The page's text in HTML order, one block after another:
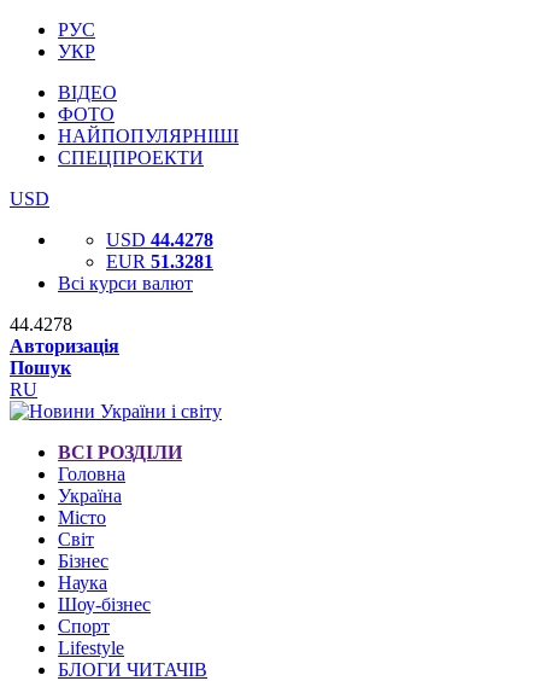
РУС
УКР
ВІДЕО
ФОТО
НАЙПОПУЛЯРНІШІ
СПЕЦПРОЕКТИ
USD
USD 44.4278
EUR 51.3281
Всі курси валют
44.4278
Авторизація
Пошук
RU
ВСІ РОЗДІЛИ
Головна
Україна
Місто
Світ
Бізнес
Наука
Шоу-бізнес
Спорт
Lifestyle
БЛОГИ ЧИТАЧІВ